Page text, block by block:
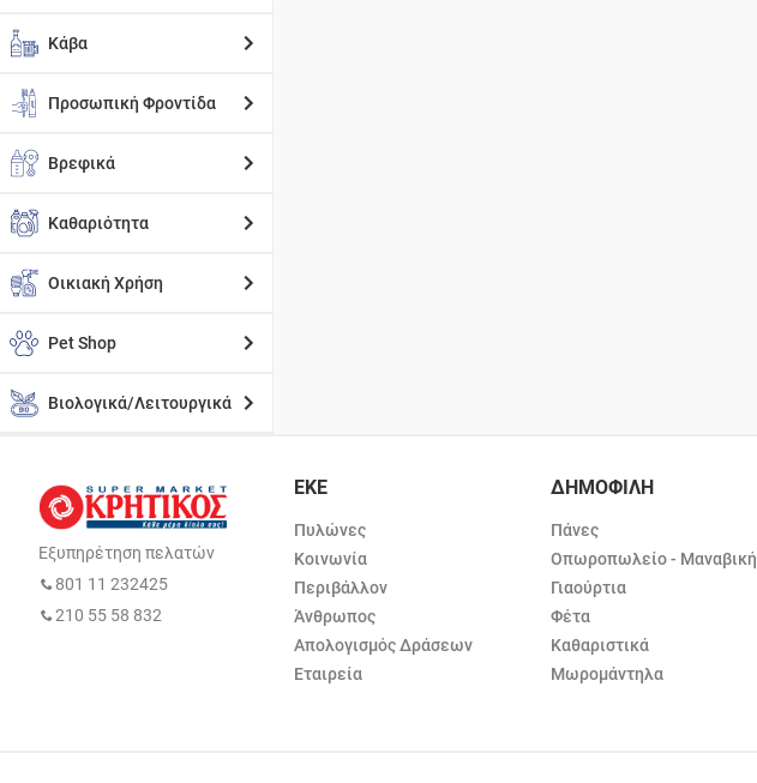
Κάβα
Προσωπική Φροντίδα
Βρεφικά
Καθαριότητα
Οικιακή Χρήση
Pet Shop
Βιολογικά/Λειτουργικά
Εξυπηρέτηση πελατών
801 11 232425
210 55 58 832
ΕΚΕ
Πυλώνες
Κοινωνία
Περιβάλλον
Άνθρωπος
Απολογισμός Δράσεων
Εταιρεία
ΔΗΜΟΦΙΛΗ
Πάνες
Οπωροπωλείο - Μαναβική
Γιαούρτια
Φέτα
Καθαριστικά
Μωρομάντηλα